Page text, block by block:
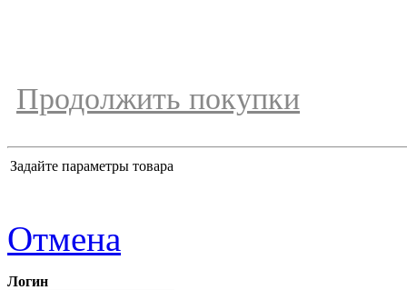
Продолжить покупки
Задайте параметры товара
Отмена
Логин